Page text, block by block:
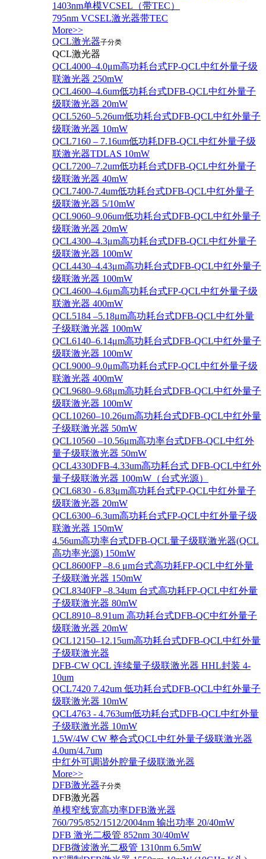
1403nm单模VCSEL（带TEC）
795nm VCSEL激光器带TEC
More>>
QCL激光器子分类
QCL激光器
QCL4000–4.0μm高功耗台式FP-QCL中红外量子级
联激光器 250mW
QCL4600–4.6um低功耗台式DFB-QCL中红外量子
级联激光器 20mW
QCL5260–5.26um低功耗台式DFB-QCL中红外量子
级联激光器 10mW
QCL7160 – 7.16um低功耗DFB-QCL中红外量子级
联激光器TDLAS 10mW
QCL7200–7.2um低功耗台式DFB-QCL中红外量子
级联激光器 40mW
QCL7400-7.4um低功耗台式DFB-QCL中红外量子
级联激光器 5/10mW
QCL9060–9.06um低功耗台式DFB-QCL中红外量子
级联激光器 20mW
QCL4300–4.3μm高功耗台式DFB-QCL中红外量子
级联激光器 100mW
QCL4430–4.43μm高功耗台式DFB-QCL中红外量子
级联激光器 100mW
QCL4600–4.6μm高功耗台式FP-QCL中红外量子级
联激光器 400mW
QCL5184 –5.18μm高功耗台式DFB-QCL中红外量
子级联激光器 100mW
QCL6140–6.14μm高功耗台式DFB-QCL中红外量子
级联激光器 100mW
QCL9000–9.0μm高功耗台式FP-QCL中红外量子级
联激光器 400mW
QCL9680–9.68μm高功耗台式DFB-QCL中红外量子
级联激光器 100mW
QCL10260–10.26μm高功耗台式DFB-QCL中红外量
子级联激光器 50mW
QCL10560 –10.56μm高功率台式DFB-QCL中红外
量子级联激光器 50mW
QCL4330DFB-4.33um高功耗台式 DFB-QCL中红外
量子级联激光器 100mW（台式光源）
QCL6830 - 6.83μm高功耗台式FP-QCL中红外量子
级联激光器 20mW
QCL6300–6.3um高功耗台式FP-QCL中红外量子级
联激光器 150mW
4.56um高功率台式DFB-QCL量子级联激光器(QCL
高功率光源) 150mW
QCL8600FP –8.6 μm台式高功耗FP-QCL中红外量
子级联激光器 150mW
QCL8340FP –8.34um 台式高功耗FP-QCL中红外量
子级联激光器 80mW
QCL8910–8.91um 高功耗台式DFB-QC中红外量子
级联激光器 20mW
QCL12150–12.15um高功耗台式DFB-QCL中红外量
子级联激光器
DFB-CW QCL 连续量子级联激光器 HHL封装 4-
10um
QCL7420 7.42um 低功耗台式DFB-QCL中红外量子
级联激光器 10mW
QCL4763 - 4.763um低功耗台式DFB-QCL中红外量
子级联激光器 10mW
1.5W/4W CW 整合式QCL中红外量子级联激光器
4.0um/4.7um
中红外可调谐外腔量子级联激光器
More>>
DFB激光器子分类
DFB激光器
单模窄线宽高功率DFB激光器
760/795/852/1512/2004nm 输出功率 20/40mW
DFB 激光二极管 852nm 30/40mW
DFB微波激光二极管 1310nm 6.5mW